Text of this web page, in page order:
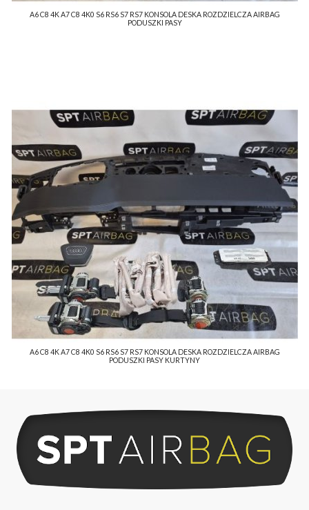
A6 C8 4K A7 C8 4K0 S6 RS6 S7 RS7 KONSOLA DESKA ROZDZIELCZA AIRBAG
PODUSZKI PASY
A6 C8 4K A7 C8 4K0 S6 RS6 S7 RS7 KONSOLA DESKA ROZDZIELCZA AIRBAG
PODUSZKI PASY KURTYNY